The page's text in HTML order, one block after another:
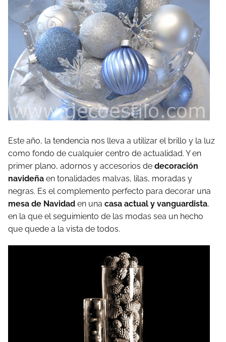
Este año, la tendencia nos lleva a utilizar el brillo y la luz
como fondo de cualquier centro de actualidad. Y en
primer plano, adornos y accesorios de decoración
navideña en tonalidades malvas, lilas, moradas y
negras. Es el complemento perfecto para decorar una
mesa de Navidad en una casa actual y vanguardista,
en la que el seguimiento de las modas sea un hecho
que quede a la vista de todos.